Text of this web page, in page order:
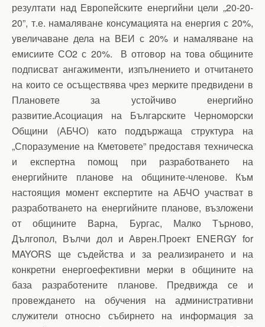
резултати над Европейските енергийни цели „20-20-
20”, т.е. намаляване консумацията на енергия с 20%,
увеличаване дела на ВЕИ с 20% и намаляване на
емисиите СО2 с 20%. В отговор на това общините
подписват ангажименти, изпълнението и отчитането
на които се осъществява чрез мерките предвидени в
Плановете за устойчиво енергийно
развитие.Асоциация на Българските Черноморски
Общини (АБЧО) като поддържаща структура на
„Споразумение на Кметовете” предоставя техническа
и експертна помощ при разработването на
енергийните планове на общините-членове. Към
настоящия момент експертите на АБЧО участват в
разработването на енергийните планове, възложени
от общините Варна, Бургас, Малко Търново,
Дългопол, Вълчи дол и Аврен.Проект ENERGY for
MAYORS ще съдейства и за реализирането и на
конкретни енергоефективни мерки в общините на
база разработените планове. Предвижда се и
провеждането на обучения на административни
служители относно събирнето на информация за